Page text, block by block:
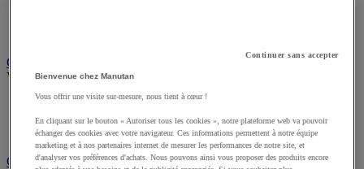
Chariot de nettoyage
Voir toute la catégorie
Accessoires pour chariot de nettoyage
Chariot de lavage
Chariot de ménage
Cireuse à chaussures
Continuer sans accepter
Bienvenue chez Manutan
Vous offrir une visite sur-mesure, nous tient à cœur !
En cliquant sur le bouton « Autoriser tous les cookies », notre plateforme web va pouvoir
échanger des cookies avec votre navigateur. Ces informations permettent à notre équipe
marketing et à nos partenaires internet de mesurer les performances de notre site, et
d'analyser vos préférences d'achats. Nous pouvons ainsi vous proposer des produits encore